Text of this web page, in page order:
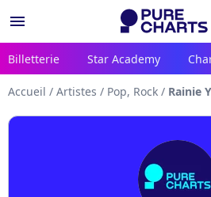
menu
Billetterie Star Academy
Accueil / Artistes / Pop, Rock / Rainie